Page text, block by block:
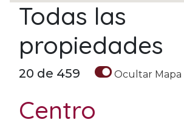
Todas las
propiedades
20 de 459 Ocultar Mapa
Centro